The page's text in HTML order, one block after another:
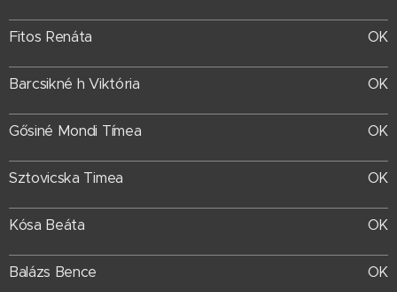
Fitos Renáta OK
Barcsikné h Viktória OK
Gősiné Mondi Tímea OK
Sztovicska Timea OK
Kósa Beáta OK
Balázs Bence OK